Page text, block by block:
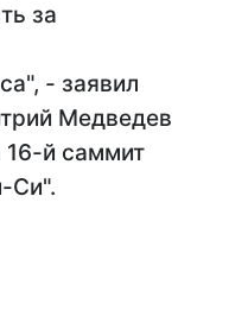
за
- заявил
Медведев
16-й саммит
Си".